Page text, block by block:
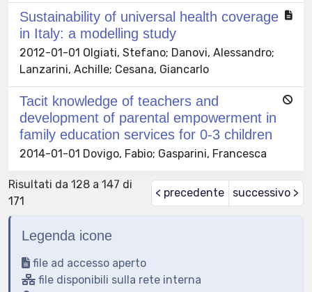
Sustainability of universal health coverage
in Italy: a modelling study
2012-01-01 Olgiati, Stefano; Danovi, Alessandro;
Lanzarini, Achille; Cesana, Giancarlo
Tacit knowledge of teachers and
development of parental empowerment in
family education services for 0-3 children
2014-01-01 Dovigo, Fabio; Gasparini, Francesca
Risultati da 128 a 147 di
171
< precedente successivo >
Legenda icone
file ad accesso aperto
file disponibili sulla rete interna